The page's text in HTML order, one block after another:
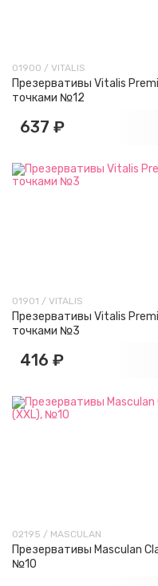
01900 / VITALIS
Презервативы Vitalis
точками №12
637 ₽
01901 / VITALIS
Презервативы Vitalis
точками №3
416 ₽
02195 / MASCULAN
Презервативы Masculan
№10